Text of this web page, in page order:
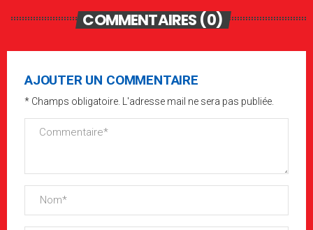
COMMENTAIRES (0)
AJOUTER UN COMMENTAIRE
* Champs obligatoire. L'adresse mail ne sera pas publiée.